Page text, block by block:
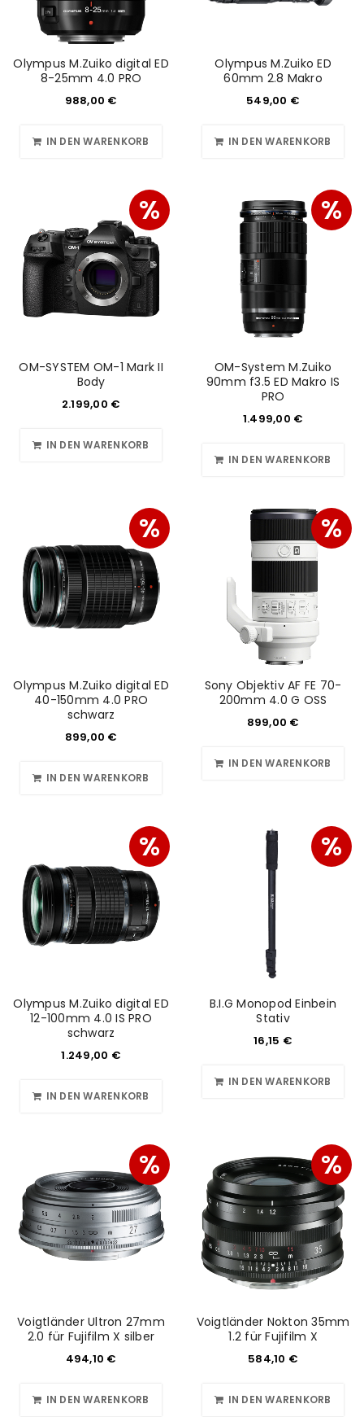
Olympus M.Zuiko digital ED
8-25mm 4.0 PRO
988,00 €
IN DEN WARENKORB
Olympus M.Zuiko ED
60mm 2.8 Makro
549,00 €
IN DEN WARENKORB
%
OM-SYSTEM OM-1 Mark II
Body
2.199,00 €
IN DEN WARENKORB
%
OM-System M.Zuiko
90mm f3.5 ED Makro IS
PRO
1.499,00 €
IN DEN WARENKORB
%
Olympus M.Zuiko digital ED
40-150mm 4.0 PRO
schwarz
899,00 €
IN DEN WARENKORB
%
Sony Objektiv AF FE 70-
200mm 4.0 G OSS
899,00 €
IN DEN WARENKORB
%
Olympus M.Zuiko digital ED
12-100mm 4.0 IS PRO
schwarz
1.249,00 €
IN DEN WARENKORB
%
B.I.G Monopod Einbein
Stativ
16,15 €
IN DEN WARENKORB
%
Voigtländer Ultron 27mm
2.0 für Fujifilm X silber
494,10 €
IN DEN WARENKORB
%
Voigtländer Nokton 35mm
1.2 für Fujifilm X
584,10 €
IN DEN WARENKORB